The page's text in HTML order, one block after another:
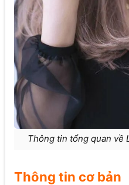
Thông tin tổng quan về
Thông tin cơ bản